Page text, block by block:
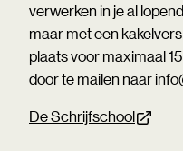
verwerken in je al
maar met een
plaats voor maximaal
door te mailen naar
De Schrijfschool